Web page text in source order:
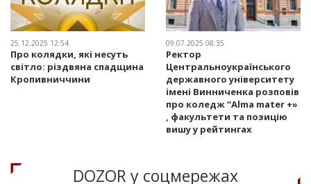
25.12.2025 12:54
Про колядки, які несуть
світло: різдвяна спадщина
Кропивниччини
09.07.2025 08:35
Ректор
Центральноукраїнського
державного університету
імені Винниченка розповів
про коледж “Alma mater +»
, факультети та позицію
вишу у рейтингах
DOZOR у соцмережах